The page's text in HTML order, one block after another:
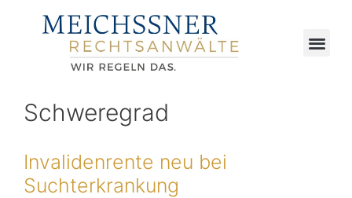
Schweregrad
Invalidenrente neu bei
Suchterkrankung